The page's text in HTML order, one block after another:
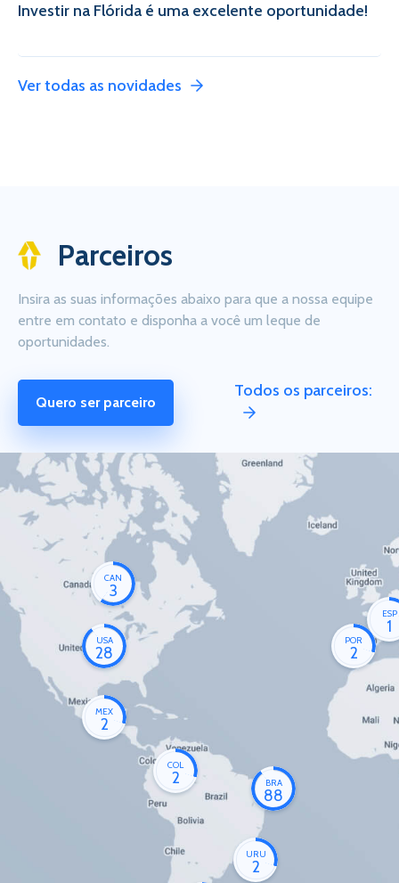
Investir na Flórida é uma excelente oportunidade!
Ver todas as novidades
Parceiros
Insira as suas informações abaixo para que a nossa equipe
entre em contato e disponha a você um leque de
oportunidades.
Quero ser parceiro
Todos os parceiros:
CAN
3
USA
28
MEX
2
COL
2 BRA
88
URU
2
POR
2
ESP
1